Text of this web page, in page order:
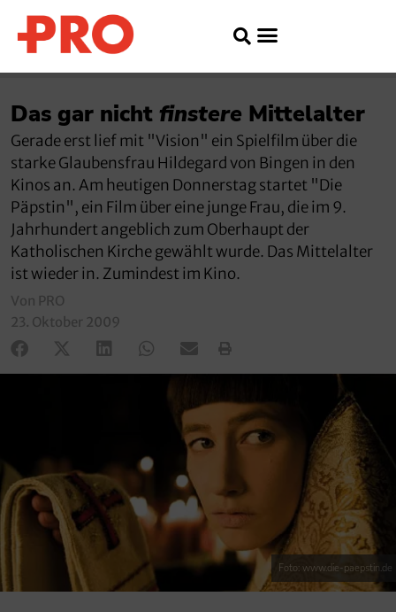
Das gar nicht finstere Mittelalter
Gerade erst lief mit "Vision" ein Spielfilm über die
starke Glaubensfrau Hildegard von Bingen in den
Kinos an. Am heutigen Donnerstag startet "Die
Päpstin", ein Film über eine junge Frau, die im 9.
Jahrhundert angeblich zum Oberhaupt der
Katholischen Kirche gewählt wurde. Das Mittelalter
ist wieder in. Zumindest im Kino.
Von PRO
23. Oktober 2009
Foto: www.die-paepstin.de